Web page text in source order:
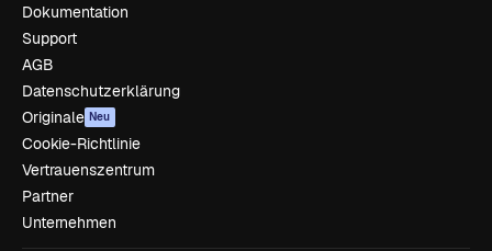
Dokumentation
Support
AGB
Datenschutzerklärung
Originale Neu
Cookie-Richtlinie
Vertrauenszentrum
Partner
Unternehmen